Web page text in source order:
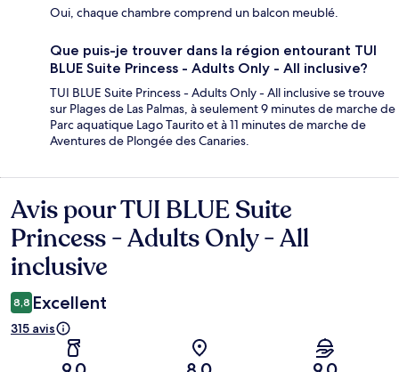
Oui, chaque chambre comprend un balcon meublé.
Que puis-je trouver dans la région entourant TUI
BLUE Suite Princess - Adults Only - All inclusive?
TUI BLUE Suite Princess - Adults Only - All inclusive se trouve
sur Plages de Las Palmas, à seulement 9 minutes de marche de
Parc aquatique Lago Taurito et à 11 minutes de marche de
Aventures de Plongée des Canaries.
Avis
Avis pour TUI BLUE Suite
Princess - Adults Only - All
inclusive
8,8 Excellent
315 avis